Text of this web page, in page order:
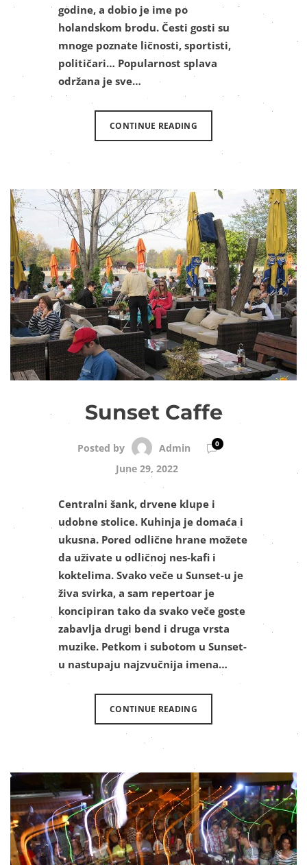
godine, a dobio je ime po
holandskom brodu. Česti gosti su
mnoge poznate ličnosti, sportisti,
političari… Popularnost splava
održana je sve…
CONTINUE READING
Sunset Caffe
Posted by Admin 0
June 29, 2022
Centralni šank, drvene klupe i
udobne stolice. Kuhinja je domaća i
ukusna. Pored odlične hrane možete
da uživate u odličnoj nes-kafi i
koktelima. Svako veče u Sunset-u je
živa svirka, a sam repertoar je
koncipiran tako da svako veče goste
zabavlja drugi bend i druga vrsta
muzike. Petkom i subotom u Sunset-
u nastupaju najzvučnija imena…
CONTINUE READING